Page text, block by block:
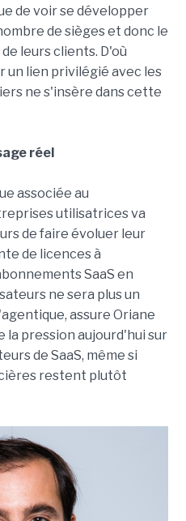
de voir se développer
de sièges et donc le
leurs clients. D'où
lien privilégié avec les
ne s'insère dans cette
réel
associée au
utilisatrices va
de faire évoluer leur
de licences à
SaaS en
ne sera plus un
assure Oriane
la pression aujourd'hui sur
de SaaS, même si
restent plutôt